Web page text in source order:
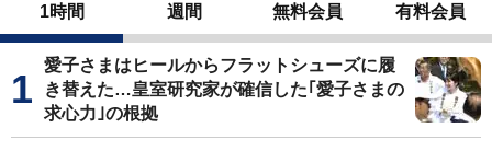
1時間 週間 無料会員 有料会員
愛子さまはヒールからフラットシューズに履
き替えた…皇室研究家が確信した｢愛子さまの
求心力｣の根拠